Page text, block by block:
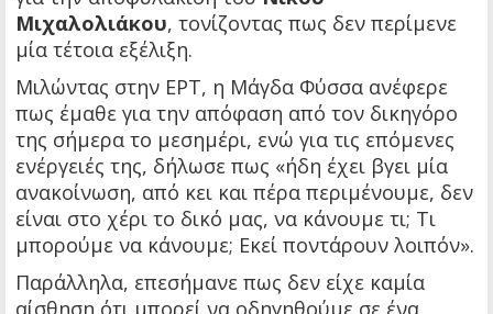
Μιχαλολιάκου, τονίζοντας πως δεν περίμενε
μία τέτοια εξέλιξη.
Μιλώντας στην ΕΡΤ, η Μάγδα Φύσσα ανέφερε
πως έμαθε για την απόφαση από τον δικηγόρο
της σήμερα το μεσημέρι, ενώ για τις επόμενες
ενέργειές της, δήλωσε πως «ήδη έχει βγει μία
ανακοίνωση, από κει και πέρα περιμένουμε, δεν
είναι στο χέρι το δικό μας, να κάνουμε τι; Τι
μπορούμε να κάνουμε; Εκεί ποντάρουν λοιπόν».
Παράλληλα, επεσήμανε πως δεν είχε καμία
αίσθηση ότι μπορεί να οδηγηθούμε σε ένα